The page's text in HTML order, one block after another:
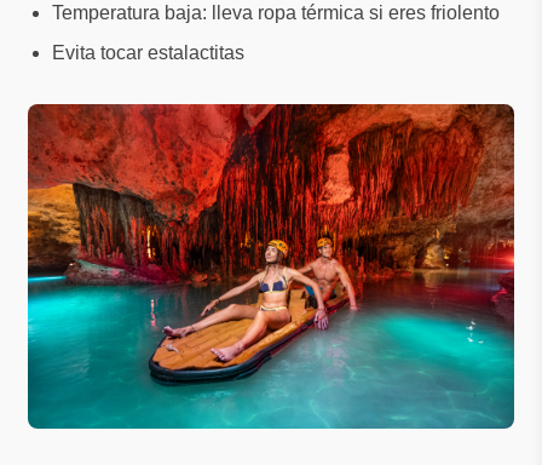
Temperatura baja: lleva ropa térmica si eres friolento
Evita tocar estalactitas